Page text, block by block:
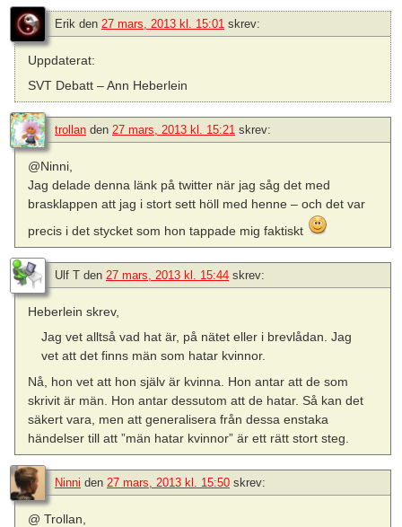
Erik den 27 mars, 2013 kl. 15:01 skrev:
Uppdaterat:
SVT Debatt – Ann Heberlein
trollan den 27 mars, 2013 kl. 15:21 skrev:
@Ninni,
Jag delade denna länk på twitter när jag såg det med
brasklappen att jag i stort sett höll med henne – och det var
precis i det stycket som hon tappade mig faktiskt
Ulf T den 27 mars, 2013 kl. 15:44 skrev:
Heberlein skrev,
Jag vet alltså vad hat är, på nätet eller i brevlådan. Jag
vet att det finns män som hatar kvinnor.
Nå, hon vet att hon själv är kvinna. Hon antar att de som
skrivit är män. Hon antar dessutom att de hatar. Så kan det
säkert vara, men att generalisera från dessa enstaka
händelser till att ”män hatar kvinnor” är ett rätt stort steg.
Ninni den 27 mars, 2013 kl. 15:50 skrev:
@ Trollan,